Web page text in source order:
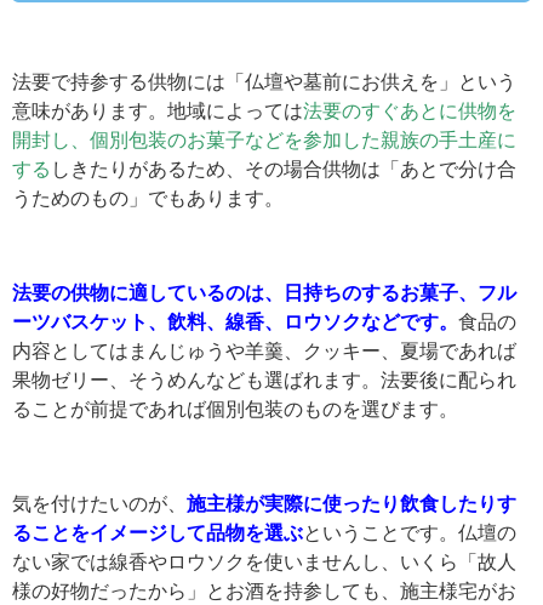
法要で持参する供物には「仏壇や墓前にお供えを」という
意味があります。地域によっては法要のすぐあとに供物を
開封し、個別包装のお菓子などを参加した親族の手土産に
する しきたりがあるため、その場合供物は「あとで分け合
うためのもの」でもあります。
法要の供物に適しているのは、日持ちのするお菓子、フル
ーツバスケット、飲料、線香、ロウソクなどです。 食品の
内容としてはまんじゅうや羊羹、クッキー、夏場であれば
果物ゼリー、そうめんなども選ばれます。法要後に配られ
ることが前提であれば個別包装のものを選びます。
気を付けたいのが、 施主様が実際に使ったり飲食したりす
ることをイメージして品物を選ぶということです。仏壇の
ない家では線香やロウソクを使いませんし、いくら「故人
様の好物だったから」とお酒を持参しても、施主様宅がお